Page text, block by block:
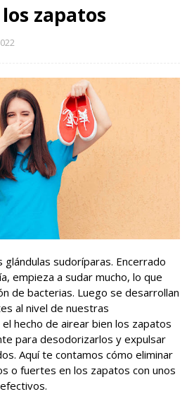
zapatos
glándulas sudoríparas. Encerrado
empieza a sudar mucho, lo que
de bacterias. Luego se desarrollan
al nivel de nuestras
hecho de airear bien los zapatos
para desodorizarlos y expulsar
Aquí te contamos cómo eliminar
o fuertes en los zapatos con unos